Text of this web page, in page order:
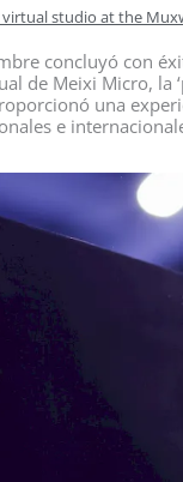
virtual studio at the
concluyó con
de Meixi Micro, la
una
e